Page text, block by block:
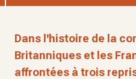
Dans l'histoire de la
Britanniques et les
affrontées à trois